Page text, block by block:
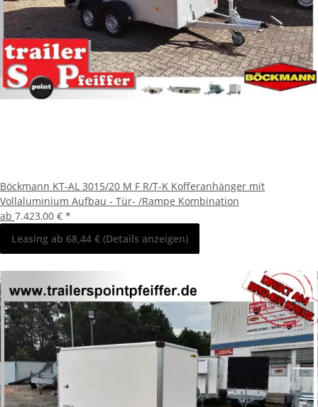
Böckmann KT-AL 3015/20 M F R/T-K Kofferanhänger mit
Vollaluminium Aufbau - Tür- /Rampe Kombination
ab 7.423,00 € *
Leasing ab 68,44 € (Details anzeigen)